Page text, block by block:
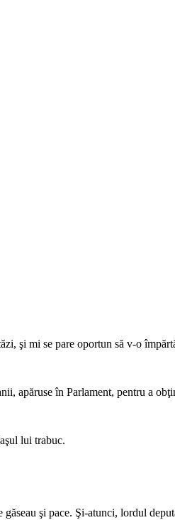
şi mi se pare oportun să v-o
în Parlament, pentru a
lui trabuc.
şi pace. Şi-atunci, lordul